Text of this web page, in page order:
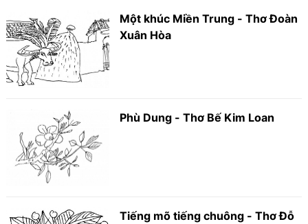
Một khúc Miền Trung - Thơ Đoàn
Xuân Hòa
Phù Dung - Thơ Bế Kim Loan
Tiếng mõ tiếng chuông - Thơ Đỗ